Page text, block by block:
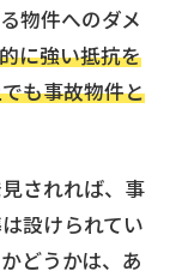
物件へのダメ
に強い抵抗を
も事故物件と
されれば、事
設けられてい
どうかは、あ